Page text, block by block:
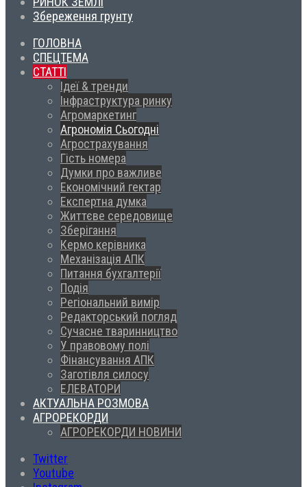
Збереження грунту
ГОЛОВНА
СПЕЦТЕМА
СТАТТІ
Ідеї & тренди
Інфраструктура ринку
Агромаркетинг
Агрономія Сьогодні
Агрострахування
Гість номера
Думки про важливе
Економічний гектар
Експертна думка
Життєве середовище
Зберігання
Кермо керівника
Механізація АПК
Питання бухгалтерії
Подія
Регіональний вимір
Редакторський погляд
Сучасне тваринництво
У правовому полі
Фінансування АПК
Заготівля силосу
ЕЛЕВАТОРИ
АКТУАЛЬНА РОЗМОВА
АГРОРЕКОРДИ
АГРОРЕКОРДИ НОВИНИ
Twitter
Youtube